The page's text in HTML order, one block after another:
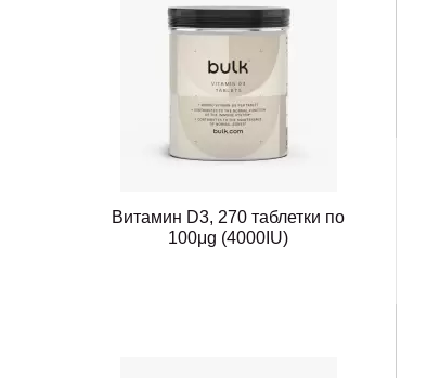
Витамин D3, 270 таблетки по
100μg (4000IU)